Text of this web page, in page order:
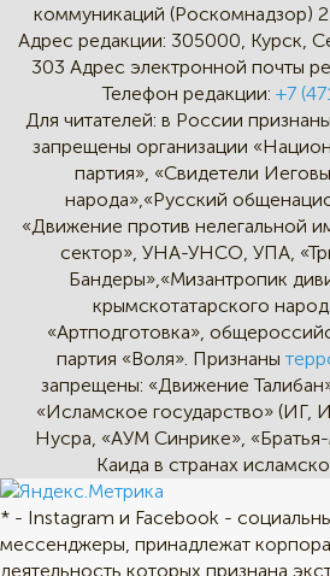
коммуникаций (Роскомнадзор)
Адрес редакции: 305000, Курск,
303 Адрес электронной почты
Телефон редакции: +7
Для читателей: в России
запрещены организации
партия», «Свидетели
народа»,«Русский
«Движение против нелегальной
сектор», УНА-УНСО, УПА,
Бандеры»,«Мизантропик
крымскотатарского
«Артподготовка»,
партия «Воля». Признаны
запрещены: «Движение
«Исламское государство»
Нусра, «АУМ Синрике»,
Каида в странах
* - Instagram и Facebook -
мессенджеры, принадлежат
деятельность которых признана